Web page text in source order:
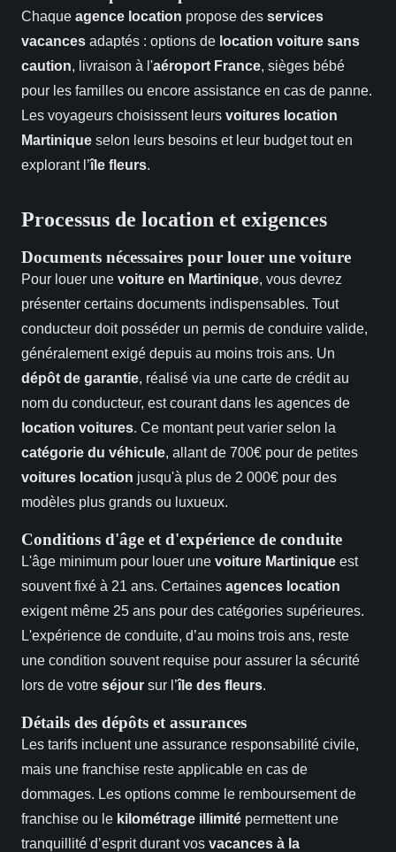
Chaque agence location propose des services
vacances adaptés : options de location voiture sans
caution, livraison à l'aéroport France, sièges bébé
pour les familles ou encore assistance en cas de panne.
Les voyageurs choisissent leurs voitures location
Martinique selon leurs besoins et leur budget tout en
explorant l’île fleurs.
Processus de location et exigences
Documents nécessaires pour louer une voiture
Pour louer une voiture en Martinique, vous devrez
présenter certains documents indispensables. Tout
conducteur doit posséder un permis de conduire valide,
généralement exigé depuis au moins trois ans. Un
dépôt de garantie, réalisé via une carte de crédit au
nom du conducteur, est courant dans les agences de
location voitures. Ce montant peut varier selon la
catégorie du véhicule, allant de 700€ pour de petites
voitures location jusqu'à plus de 2 000€ pour des
modèles plus grands ou luxueux.
Conditions d'âge et d'expérience de conduite
L'âge minimum pour louer une voiture Martinique est
souvent fixé à 21 ans. Certaines agences location
exigent même 25 ans pour des catégories supérieures.
L'expérience de conduite, d’au moins trois ans, reste
une condition souvent requise pour assurer la sécurité
lors de votre séjour sur l’île des fleurs.
Détails des dépôts et assurances
Les tarifs incluent une assurance responsabilité civile,
mais une franchise reste applicable en cas de
dommages. Les options comme le remboursement de
franchise ou le kilométrage illimité permettent une
tranquillité d’esprit durant vos vacances à la